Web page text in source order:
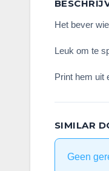
Het bever
Leuk om te
Print hem uit
SIMILAR
Geen